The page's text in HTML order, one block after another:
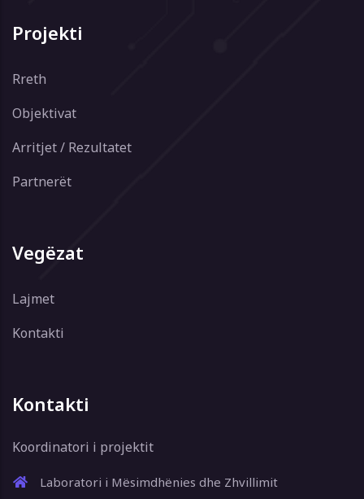
Projekti
Rreth
Objektivat
Arritjet / Rezultatet
Partnerët
Vegëzat
Lajmet
Kontakti
Kontakti
Koordinatori i projektit
Laboratori i Mësimdhënies dhe Zhvillimit